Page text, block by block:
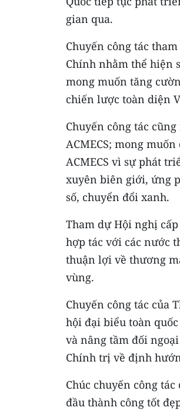
gian qua.
Chuyến công tác
Chính nhằm thể hiện
mong muốn tăng
chiến lược toàn diện
Chuyến công tác
ACMECS; mong
ACMECS vì sự phát
xuyên biên giới, ứng
số, chuyển đổi xanh.
Tham dự Hội nghị
hợp tác với các nước
thuận lợi về thương
vùng.
Chuyến công tác của
hội đại biểu toàn
và nâng tầm đối
Chính trị về định
Chúc chuyến công
đầu thành công tốt